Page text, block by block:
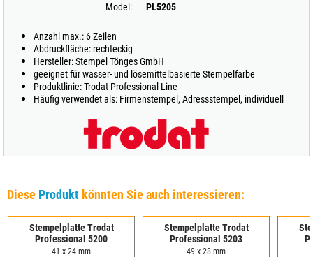
Model:
PL5205
Anzahl max.: 6 Zeilen
Abdruckfläche: rechteckig
Hersteller: Stempel Tönges GmbH
geeignet für wasser- und lösemittelbasierte Stempelfarbe
Produktlinie: Trodat Professional Line
Häufig verwendet als: Firmenstempel, Adressstempel, individuell
Diese Produkt könnten Sie auch interessieren:
Stempelplatte Trodat
Professional 5200
41 x 24 mm
Stempelplatte Trodat
Professional 5203
49 x 28 mm